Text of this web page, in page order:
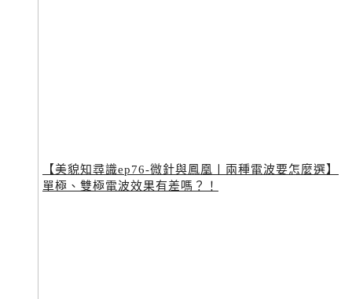
【美貌知尋識ep76-微針與鳳凰〡兩種電波要怎麼選】
單極、雙極電波效果有差嗎？！